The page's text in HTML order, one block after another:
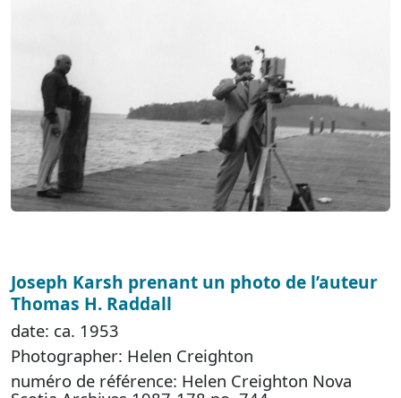
Joseph Karsh prenant un photo de l’auteur
Thomas H. Raddall
date: ca. 1953
Photographer: Helen Creighton
numéro de référence: Helen Creighton Nova